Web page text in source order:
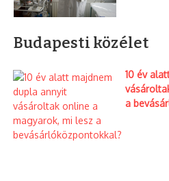
Budapesti közélet
10 év
a